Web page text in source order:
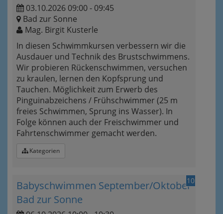
03.10.2026 09:00 - 09:45
Bad zur Sonne
Mag. Birgit Kusterle
In diesen Schwimmkursen verbessern wir die
Ausdauer und Technik des Brustschwimmens.
Wir probieren Rückenschwimmen, versuchen
zu kraulen, lernen den Kopfsprung und
Tauchen. Möglichkeit zum Erwerb des
Pinguinabzeichens / Frühschwimmer (25 m
freies Schwimmen, Sprung ins Wasser). In
Folge können auch der Freischwimmer und
Fahrtenschwimmer gemacht werden.
Kategorien
10
Babyschwimmen September/Oktober
Bad zur Sonne